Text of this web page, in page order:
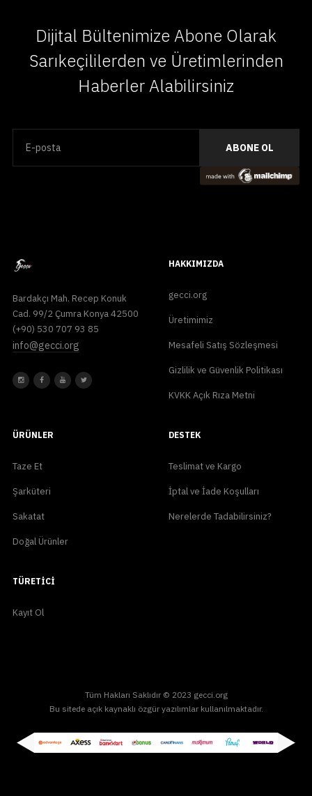
Dijital Bültenimize Abone Olarak
Sarıkeçililerden ve Üretimlerinden
Haberler Alabilirsiniz
Bardakçı Mah. Recep Konuk
Cad. 99/2 Çumra Konya 42500
(+90) 530 707 93 85
info@gecci.org
HAKKIMIZDA
gecci.org
Üretimimiz
Mesafeli Satış Sözleşmesi
Gizlilik ve Güvenlik Politikası
KVKK Açık Rıza Metni
ÜRÜNLER
Taze Et
Şarküteri
Sakatat
Doğal Ürünler
DESTEK
Teslimat ve Kargo
İptal ve İade Koşulları
Nerelerde Tadabilirsiniz?
TÜRETICI
Kayıt Ol
Tüm Hakları Saklıdır © 2023 gecci.org
Bu sitede açık kaynaklı özgür yazılımlar kullanılmaktadır.